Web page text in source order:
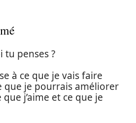
tu penses ?
à ce que je vais faire
que je pourrais améliorer
j’aime et ce que je